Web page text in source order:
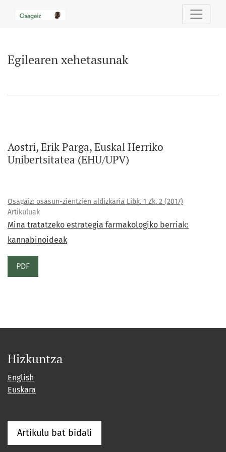
Egilearen xehetasunak
Aostri, Erik Parga, Euskal Herriko
Unibertsitatea (EHU/UPV)
Osagaiz: osasun-zientzien aldizkaria Libk. 1 Zk. 2 (2017)
Artikuluak
Mina tratatzeko estrategia farmakologiko berriak:
kannabinoideak
PDF
Hizkuntza
English
Euskara
Artikulu bat bidali